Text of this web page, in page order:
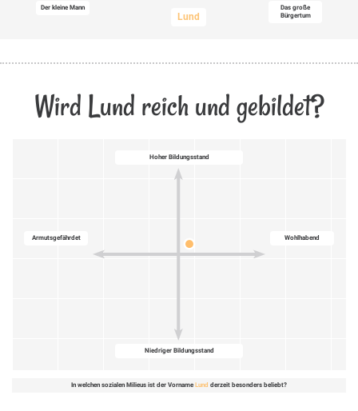
Der kleine Mann
Lund
Das große
Bürgertum
Wird Lund reich und gebildet?
Hoher Bildungsstand
Wohlhabend
Niedriger Bildungsstand
Armutsgefährdet
In welchen sozialen Milieus ist der Vorname Lund derzeit besonders beliebt?